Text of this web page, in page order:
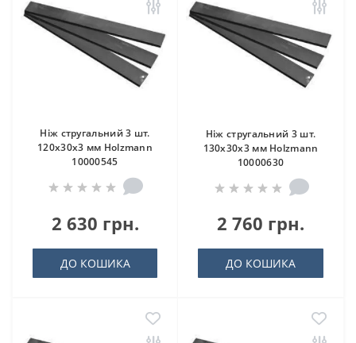
Ніж стругальний 3 шт.
120x30x3 мм Holzmann
10000545
2 630 грн.
ДО КОШИКА
Ніж стругальний 3 шт.
130x30x3 мм Holzmann
10000630
2 760 грн.
ДО КОШИКА